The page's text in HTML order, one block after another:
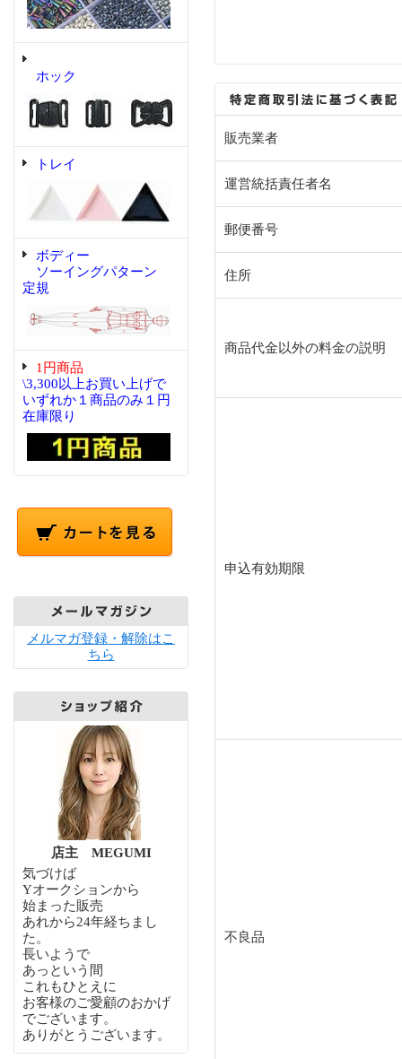
ホック
トレイ
ボディー
ソーイングパターン
定規
1円商品
\3,300以上お買い上げで
いずれか１商品のみ１円
在庫限り
メルマガ登録・解除はこ
ちら
店主 MEGUMI
気づけば
Yオークションから
始まった販売
あれから24年経ちまし
た。
長いようで
あっという間
これもひとえに
お客様のご愛顧のおかげ
でございます。
ありがとうございます。
販売業者
運営統括責任者名
郵便番号
住所
商品代金以外の料金の説明
申込有効期限
不良品